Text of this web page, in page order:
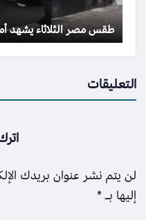
طقس مصر الثلاثاء يشهد
التعليقات
لن يتم نشر عنوان بريدك
إليها بـ*